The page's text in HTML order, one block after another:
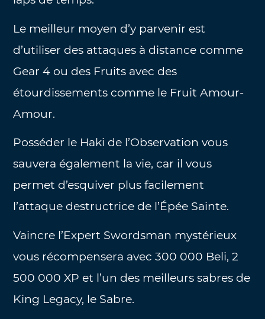
Le meilleur moyen d’y parvenir est
d’utiliser des attaques à distance comme
Gear 4 ou des Fruits avec des
étourdissements comme le Fruit Amour-
Amour.
Posséder le Haki de l’Observation vous
sauvera également la vie, car il vous
permet d’esquiver plus facilement
l’attaque destructrice de l’Épée Sainte.
Vaincre l’Expert Swordsman mystérieux
vous récompensera avec 300 000 Beli, 2
500 000 XP et l’un des meilleurs sabres de
King Legacy, le Sabre.